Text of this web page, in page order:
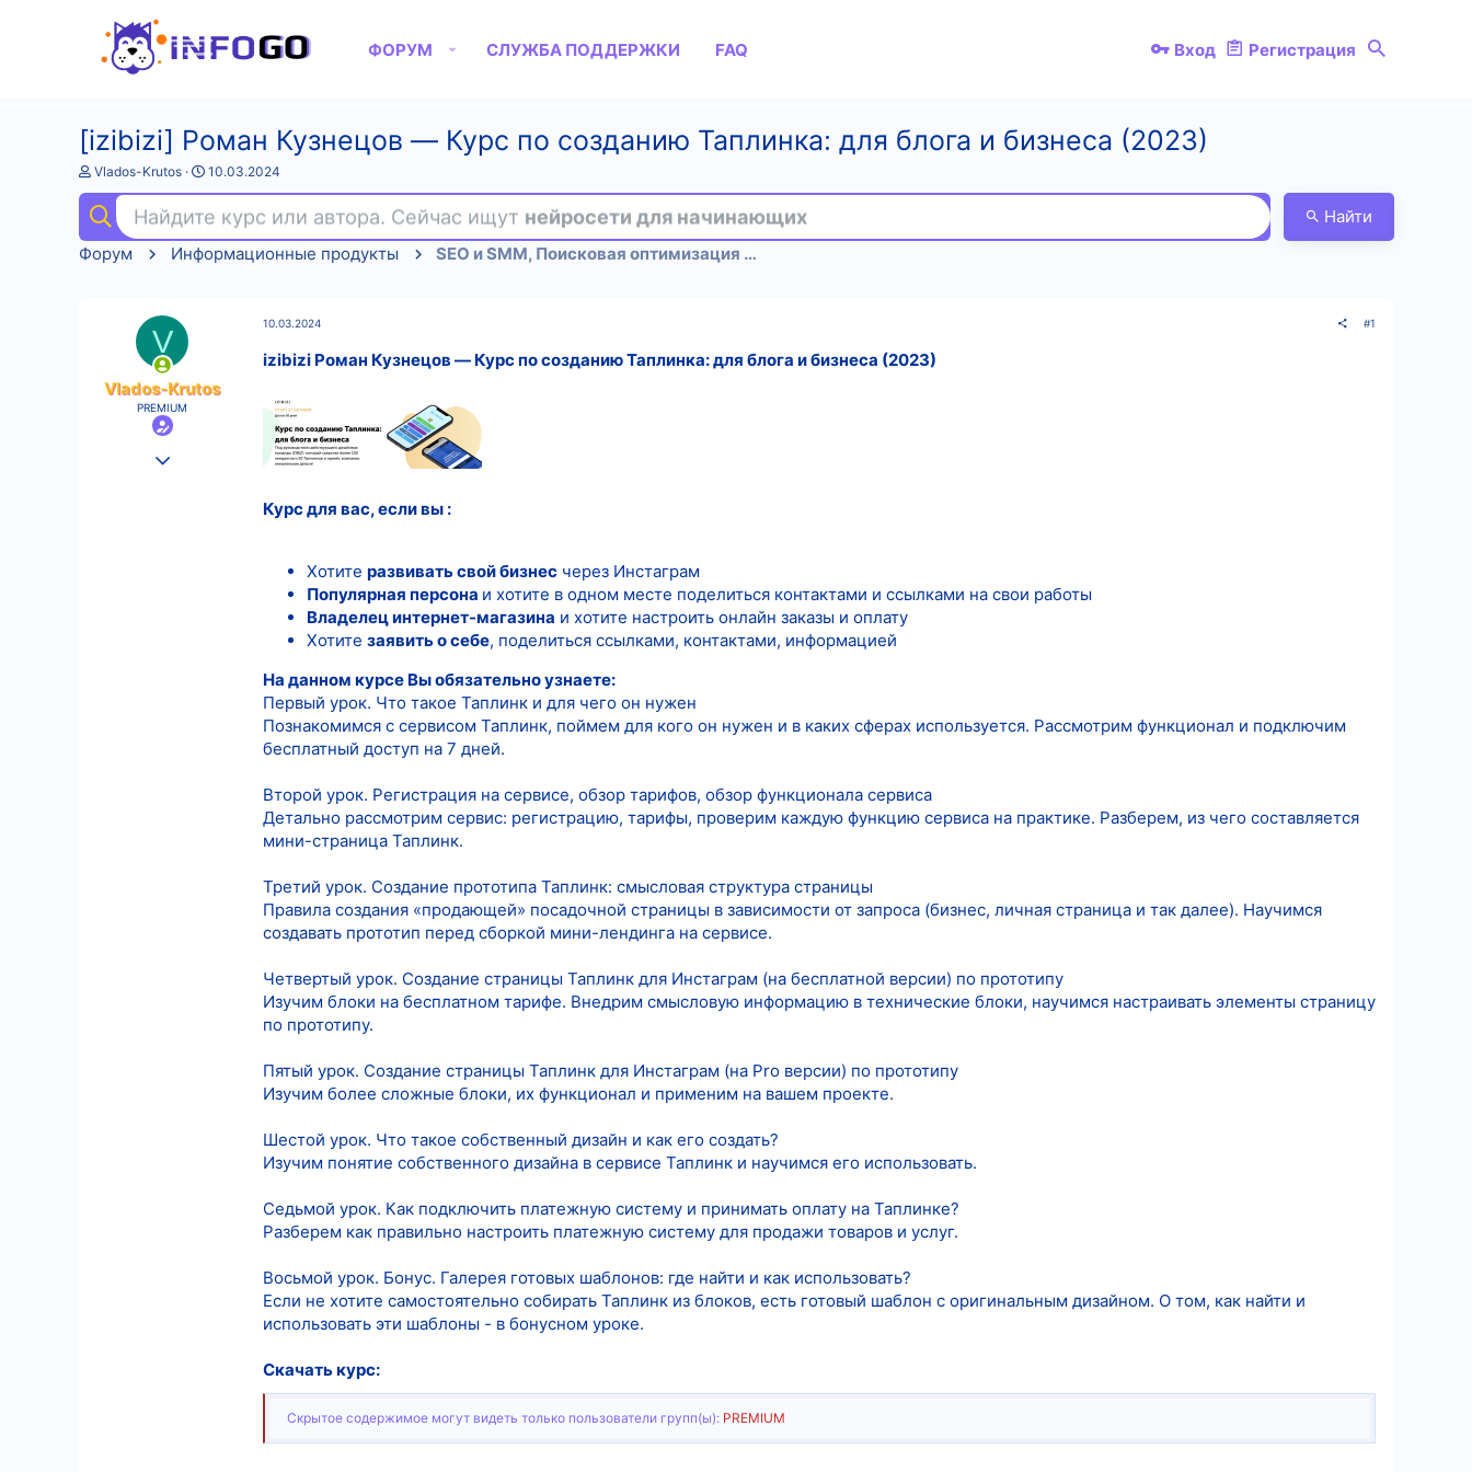
ФОРУМ СЛУЖБА ПОДДЕРЖКИ FAQ Вход Регистрация
[izibizi] Роман Кузнецов ― Курс по созданию Таплинка: для блога и бизнеса (2023)
А
т
о
р
т
Vlados-Krutos
Д
а
н
а
10.03.2024
Найдите курс или автора. Сейчас ищут нейросети для начинающих
Найти
Форум
Информационные продукты SEO и SMM, Поисковая оптимизация и продвижение
V
Vlados-Krutos
PREMIUM
10.03.2024 #1
izibizi Роман Кузнецов ― Курс по созданию Таплинка: для блога и бизнеса (2023)
Курс для вас, если вы :
Хотите развивать свой бизнес через Инстаграм
Популярная персона и хотите в одном месте поделиться контактами и ссылками на свои работы
Владелец интернет-магазина и хотите настроить онлайн заказы и оплату
Хотите заявить о себе, поделиться ссылками, контактами, информацией
На данном курсе Вы обязательно узнаете:
Первый урок. Что такое Таплинк и для чего он нужен
Познакомимся с сервисом Таплинк, поймем для кого он нужен и в каких сферах используется. Рассмотрим функционал и подключим
бесплатный доступ на 7 дней.
Второй урок. Регистрация на сервисе, обзор тарифов, обзор функционала сервиса
Детально рассмотрим сервис: регистрацию, тарифы, проверим каждую функцию сервиса на практике. Разберем, из чего составляется
мини-страница Таплинк.
Третий урок. Создание прототипа Таплинк: смысловая структура страницы
Правила создания «продающей» посадочной страницы в зависимости от запроса (бизнес, личная страница и так далее). Научимся
создавать прототип перед сборкой мини-лендинга на сервисе.
Четвертый урок. Создание страницы Таплинк для Инстаграм (на бесплатной версии) по прототипу
Изучим блоки на бесплатном тарифе. Внедрим смысловую информацию в технические блоки, научимся настраивать элементы страницу
по прототипу.
Пятый урок. Создание страницы Таплинк для Инстаграм (на Pro версии) по прототипу
Изучим более сложные блоки, их функционал и применим на вашем проекте.
Шестой урок. Что такое собственный дизайн и как его создать?
Изучим понятие собственного дизайна в сервисе Таплинк и научимся его использовать.
Седьмой урок. Как подключить платежную систему и принимать оплату на Таплинке?
Разберем как правильно настроить платежную систему для продажи товаров и услуг.
Восьмой урок. Бонус. Галерея готовых шаблонов: где найти и как использовать?
Если не хотите самостоятельно собирать Таплинк из блоков, есть готовый шаблон с оригинальным дизайном. О том, как найти и
использовать эти шаблоны - в бонусном уроке.
Скачать курс:
Скрытое содержимое могут видеть только пользователи групп(ы): PREMIUM